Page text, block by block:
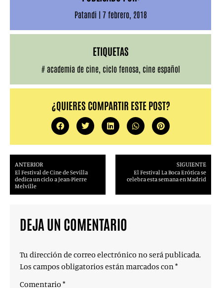
Patandi | 7 febrero, 2018
ETIQUETAS
# academia de cine ciclo fenosa cine español
¿QUIERES COMPARTIR ESTE POST?
ANTERIOR
El Festival de Cine de Sevilla
dedica un ciclo a Jean-Pierre
Melville
SIGUIENTE
El Festival La Boca Erótica se
celebra esta semana en Madrid
DEJA UN COMENTARIO
Tu dirección de correo electrónico no será publicada.
Los campos obligatorios están marcados con*
Comentario *